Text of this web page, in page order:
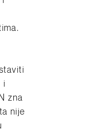
i
zna
nije